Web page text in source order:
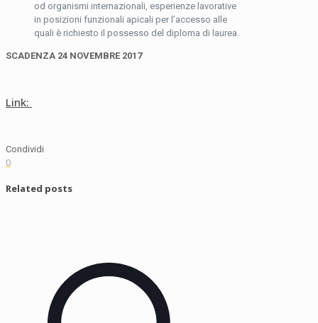
od organismi internazionali, esperienze lavorative
in posizioni funzionali apicali per l’accesso alle
quali è richiesto il possesso del diploma di laurea.
SCADENZA 24 NOVEMBRE 2017
Link:
Condividi
0
Related posts